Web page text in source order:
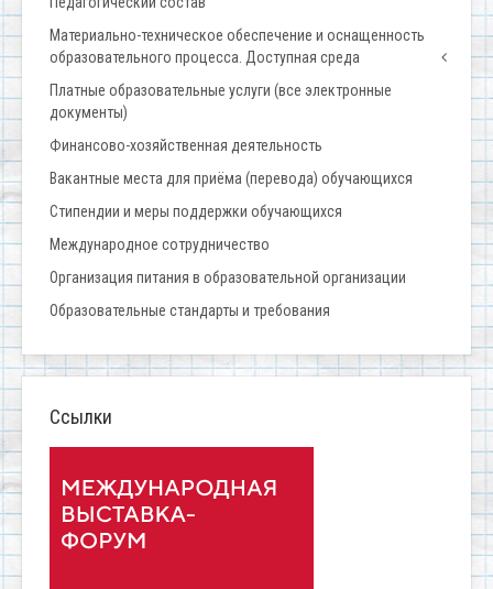
Материально-техническое обеспечение и оснащенность
образовательного процесса. Доступная среда
Платные образовательные услуги (все электронные
документы)
Финансово-хозяйственная деятельность
Вакантные места для приёма (перевода) обучающихся
Стипендии и меры поддержки обучающихся
Международное сотрудничество
Организация питания в образовательной организации
Образовательные стандарты и требования
Ссылки